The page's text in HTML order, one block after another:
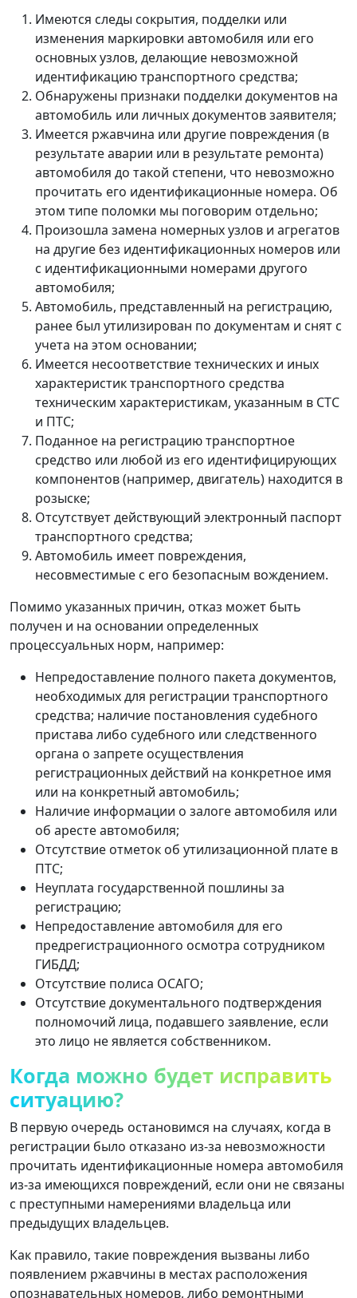
Имеются следы сокрытия, подделки или
изменения маркировки автомобиля или его
основных узлов, делающие невозможной
идентификацию транспортного средства;
Обнаружены признаки подделки документов на
автомобиль или личных документов заявителя;
Имеется ржавчина или другие повреждения (в
результате аварии или в результате ремонта)
автомобиля до такой степени, что невозможно
прочитать его идентификационные номера. Об
этом типе поломки мы поговорим отдельно;
Произошла замена номерных узлов и агрегатов
на другие без идентификационных номеров или
с идентификационными номерами другого
автомобиля;
Автомобиль, представленный на регистрацию,
ранее был утилизирован по документам и снят с
учета на этом основании;
Имеется несоответствие технических и иных
характеристик транспортного средства
техническим характеристикам, указанным в СТС
и ПТС;
Поданное на регистрацию транспортное
средство или любой из его идентифицирующих
компонентов (например, двигатель) находится в
розыске;
Отсутствует действующий электронный паспорт
транспортного средства;
Автомобиль имеет повреждения,
несовместимые с его безопасным вождением.
Помимо указанных причин, отказ может быть
получен и на основании определенных
процессуальных норм, например:
Непредоставление полного пакета документов,
необходимых для регистрации транспортного
средства; наличие постановления судебного
пристава либо судебного или следственного
органа о запрете осуществления
регистрационных действий на конкретное имя
или на конкретный автомобиль;
Наличие информации о залоге автомобиля или
об аресте автомобиля;
Отсутствие отметок об утилизационной плате в
ПТС;
Неуплата государственной пошлины за
регистрацию;
Непредоставление автомобиля для его
предрегистрационного осмотра сотрудником
ГИБДД;
Отсутствие полиса ОСАГО;
Отсутствие документального подтверждения
полномочий лица, подавшего заявление, если
это лицо не является собственником.
Когда можно будет исправить
ситуацию?
В первую очередь остановимся на случаях, когда в
регистрации было отказано из-за невозможности
прочитать идентификационные номера автомобиля
из-за имеющихся повреждений, если они не связаны
с преступными намерениями владельца или
предыдущих владельцев.
Как правило, такие повреждения вызваны либо
появлением ржавчины в местах расположения
опознавательных номеров, либо ремонтными